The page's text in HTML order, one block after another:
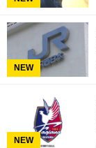
NEW
NEW